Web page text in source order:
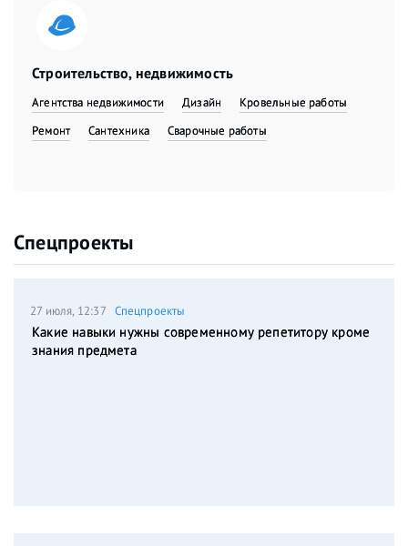
Строительство, недвижимость
Агентства недвижимости Дизайн
Кровельные работы
Ремонт
Сантехника Сварочные работы
Спецпроекты
27 июля, 12:37 Спецпроекты
Какие навыки нужны современному репетитору кроме
знания предмета